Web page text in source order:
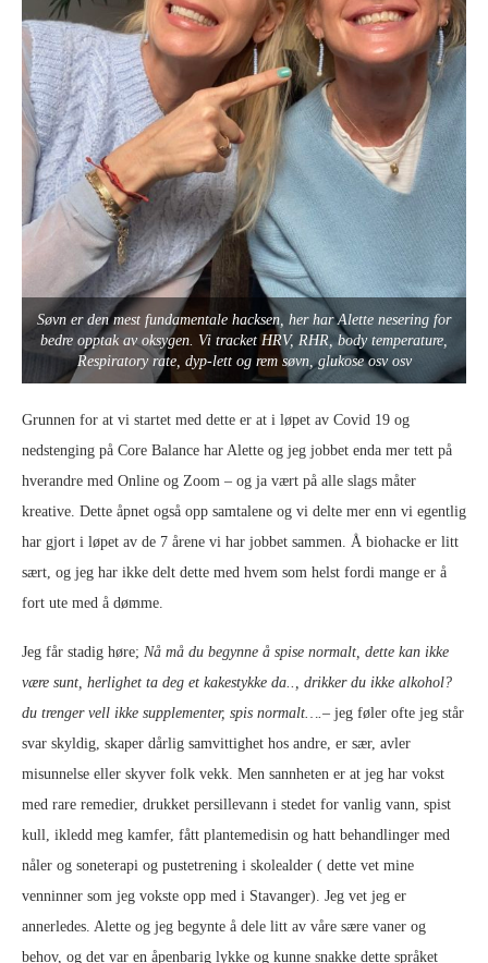
Søvn er den mest fundamentale hacksen, her har Alette nesering for
bedre opptak av oksygen. Vi tracket HRV, RHR, body temperature,
Respiratory rate, dyp-lett og rem søvn, glukose osv osv
Grunnen for at vi startet med dette er at i løpet av Covid 19 og
nedstenging på Core Balance har Alette og jeg jobbet enda mer tett på
hverandre med Online og Zoom – og ja vært på alle slags måter
kreative. Dette åpnet også opp samtalene og vi delte mer enn vi egentlig
har gjort i løpet av de 7 årene vi har jobbet sammen. Å biohacke er litt
sært, og jeg har ikke delt dette med hvem som helst fordi mange er å
fort ute med å dømme.
Jeg får stadig høre; Nå må du begynne å spise normalt, dette kan ikke
være sunt, herlighet ta deg et kakestykke da.., drikker du ikke alkohol?
du trenger vell ikke supplementer, spis normalt….– jeg føler ofte jeg står
svar skyldig, skaper dårlig samvittighet hos andre, er sær, avler
misunnelse eller skyver folk vekk. Men sannheten er at jeg har vokst
med rare remedier, drukket persillevann i stedet for vanlig vann, spist
kull, ikledd meg kamfer, fått plantemedisin og hatt behandlinger med
nåler og soneterapi og pustetrening i skolealder ( dette vet mine
venninner som jeg vokste opp med i Stavanger). Jeg vet jeg er
annerledes. Alette og jeg begynte å dele litt av våre sære vaner og
behov, og det var en åpenbarig lykke og kunne snakke dette språket